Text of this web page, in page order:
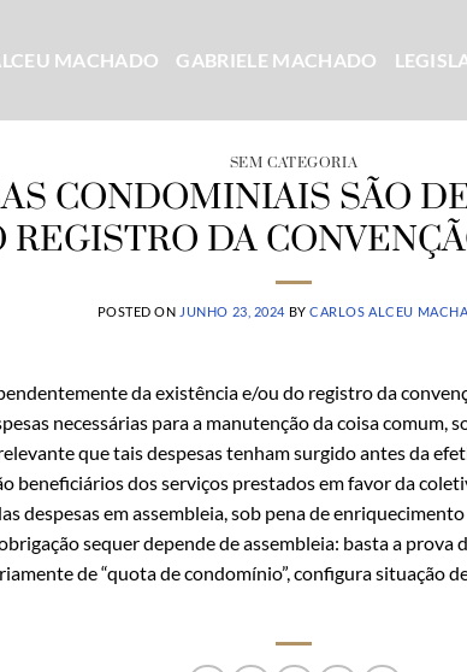
MACHADO GABRIELE MACHADO
SEM CATEGORIA
CONDOMINIAIS SÃO
REGISTRO DA
POSTED ON JUNHO 23, 2024 BYCARLOS ALCEU
da existência e/ou do registro da
necessárias para a manutenção da coisa comum,
que tais despesas tenham surgido antes da
beneficiários dos serviços prestados em favor da
despesas em assembleia, sob pena de
sequer depende de assembleia: basta a prova
de “quota de condomínio”, configura situação